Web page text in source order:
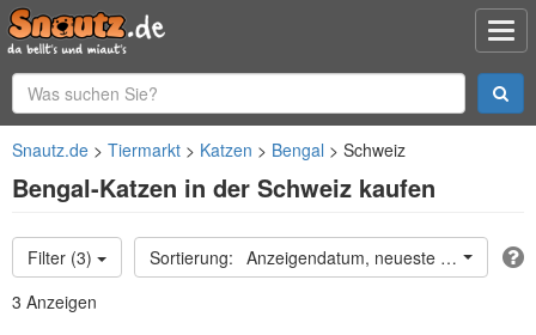
Snautz.de Tiermarkt Katzen Bengal Schweiz
Bengal-Katzen in der Schweiz kaufen
Filter (3)
Anzeigendatum, neueste oben
3 Anzeigen